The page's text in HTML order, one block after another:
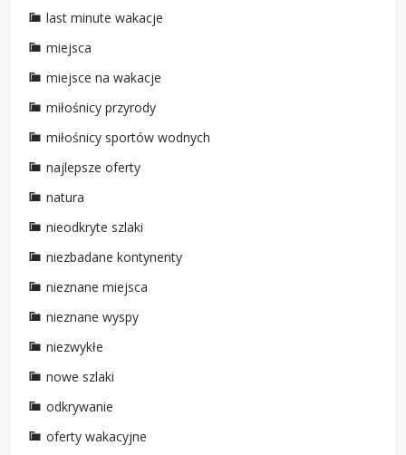
last minute wakacje
miejsca
miejsce na wakacje
miłośnicy przyrody
miłośnicy sportów wodnych
najlepsze oferty
natura
nieodkryte szlaki
niezbadane kontynenty
nieznane miejsca
nieznane wyspy
niezwykłe
nowe szlaki
odkrywanie
oferty wakacyjne